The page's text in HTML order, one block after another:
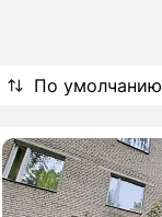
По умолчанию